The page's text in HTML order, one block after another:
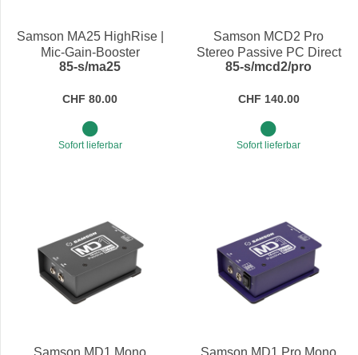
Samson MA25 HighRise |
Mic-Gain-Booster
85-s/ma25
CHF 80.00
Sofort lieferbar
Samson MCD2 Pro
Stereo Passive PC Direct
Box
85-s/mcd2/pro
CHF 140.00
Sofort lieferbar
Samson MD1 Mono Samson MD1 Pro Mono